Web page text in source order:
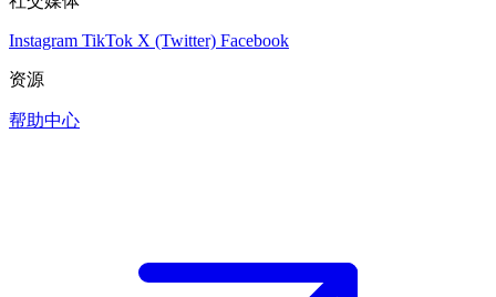
Instagram TikTok X (Twitter) Facebook
资源
帮助中心